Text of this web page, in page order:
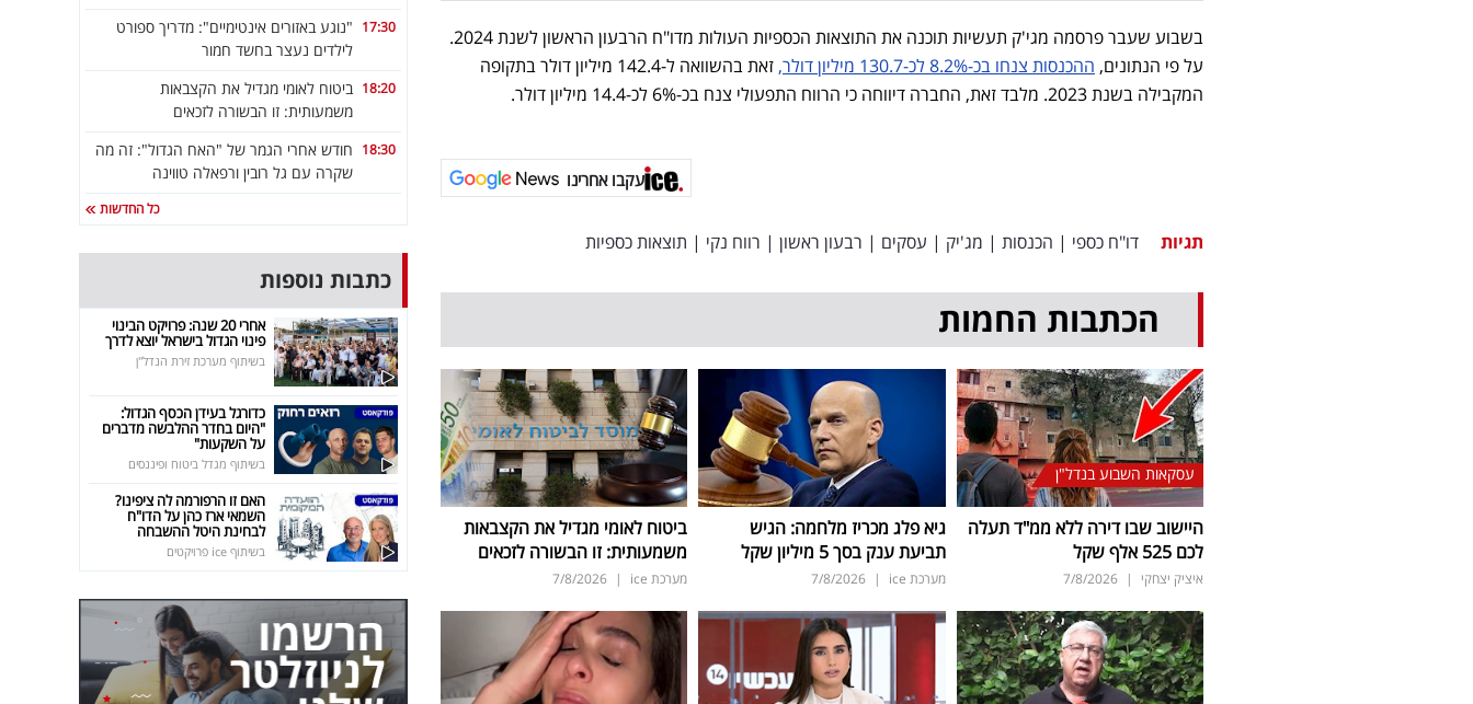
בשבוע שעבר פרסמה מגי'ק תעשיות תוכנה את התוצאות הכספיות העולות מדו"ח הרבעון הראשון לשנת 2024.
על פי הנתונים, ההכנסות צנחו בכ-8.2% לכ-130.7 מיליון דולר,
זאת בהשוואה ל-142.4 מיליון דולר בתקופה
המקבילה בשנת 2023. מלבד זאת, החברה דיווחה כי הרווח התפעולי צנח בכ-6% לכ-14.4 מיליון דולר.
עקבו אחרינו
תגיות דו"ח כספי | הכנסות | מג'יק | עסקים | רבעון ראשון | רווח נקי | תוצאות כספיות
הכתבות החמות
עסקאות השבוע בנדל"ן
היישוב שבו דירה ללא ממ"ד תעלה
לכם 525 אלף שקל
איציק יצחקי |
7/8/2026
גיא פלג מכריז מלחמה: הגיש
תביעת ענק בסך 5 מיליון שקל
מערכת ice |
7/8/2026
ביטוח לאומי מגדיל את הקצבאות
משמעותית: זו הבשורה לזכאים
מערכת ice |
7/8/2026
17:30 "נוגע באזורים אינטימיים": מדריך ספורט
לילדים נעצר בחשד חמור
18:20 ביטוח לאומי מגדיל את הקצבאות
משמעותית: זו הבשורה לזכאים
18:30 חודש אחרי הגמר של "האח הגדול": זה מה
שקרה עם גל רובין ורפאלה טווינה
כל החדשות
כתבות נוספות
אחרי 20 שנה: פרויקט הבינוי
פינוי הגדול בישראל יוצא לדרך
בשיתוף מערכת זירת הנדל"ן
כדורגל בעידן הכסף הגדול:
"היום בחדר ההלבשה מדברים
על השקעות"
בשיתוף מגדל ביטוח ופיננסים
האם זו הרפורמה לה ציפינו?
השמאי ארז כהן על הדו"ח
לבחינת היטל ההשבחה
בשיתוף ice פרויקטים